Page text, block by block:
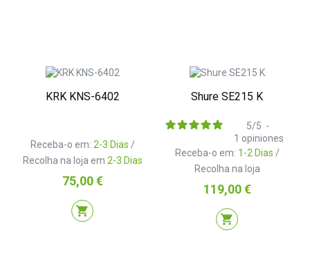
KRK KNS-6402
Receba-o em: 2-3 Dias /
Recolha na loja em 2-3 Dias
Preço
75,00 €
shopping_cart
Shure SE215 K
Receba-o em: 1-2 Dias /
Recolha na loja
5/5 -
1 opiniones
Preço
119,00 €
shopping_cart